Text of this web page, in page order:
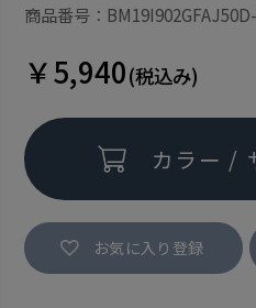
商品番号：
￥5,940(税込み)
カラー /
お気に入り登録